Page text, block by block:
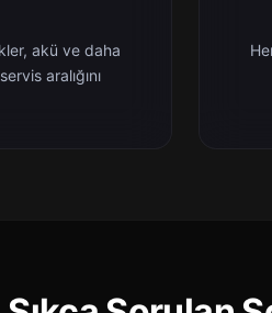
akü ve daha
aralığını